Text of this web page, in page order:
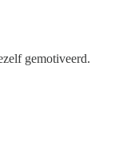
gemotiveerd.